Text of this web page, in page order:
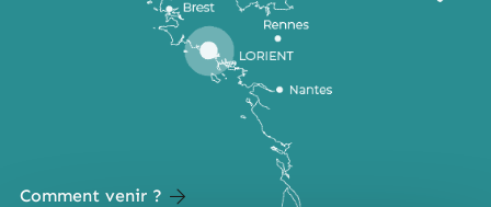
Comment venir ?